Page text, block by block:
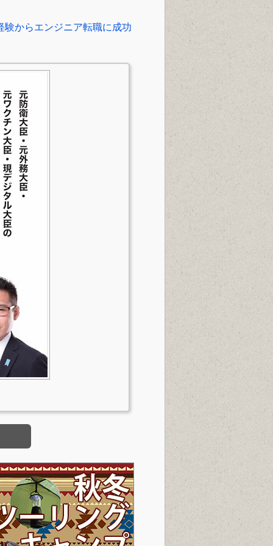
からエンジニア転職に成功